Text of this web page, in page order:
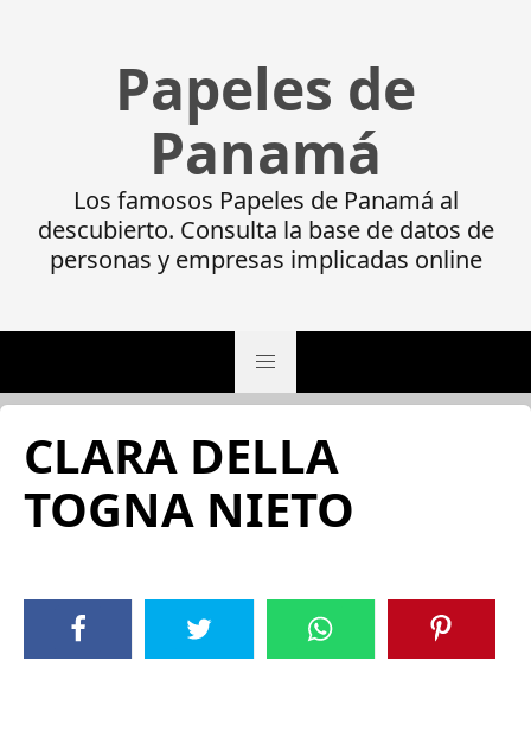
Papeles de
Panamá
Los famosos Papeles de Panamá al
descubierto. Consulta la base de datos de
personas y empresas implicadas online
CLARA DELLA
TOGNA NIETO